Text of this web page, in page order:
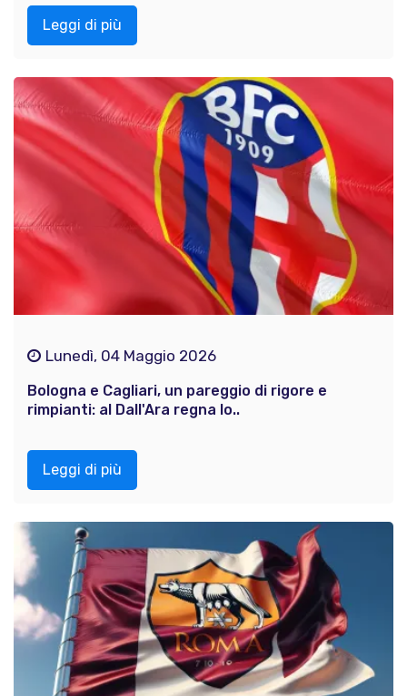
Leggi di più
Lunedì, 04 Maggio 2026
Bologna e Cagliari, un pareggio di rigore e
rimpianti: al Dall'Ara regna lo..
Leggi di più